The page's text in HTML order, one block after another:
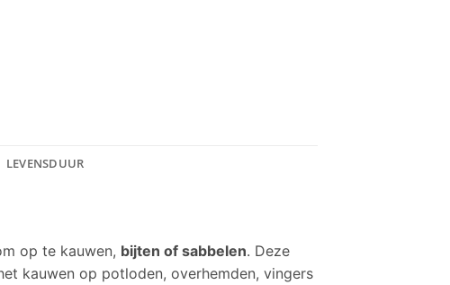
LEVENSDUUR
op te kauwen, bijten of sabbelen. Deze
kauwen op potloden, overhemden, vingers